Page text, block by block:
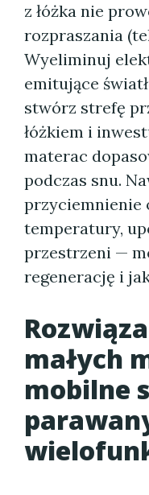
z łóżka nie
rozpraszania
Wyeliminuj
emitujące
stwórz strefę
łóżkiem i
materac
podczas snu.
przyciemnienie
temperatury,
przestrzeni —
regenerację i
małych
mobilne